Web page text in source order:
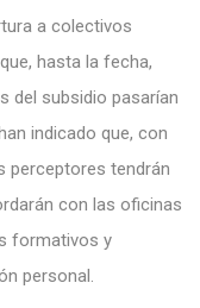
a colectivos
hasta la fecha,
del subsidio pasarían
indicado que, con
perceptores tendrán
con las oficinas
formativos y
personal.